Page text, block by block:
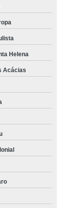
Helena
Acácias